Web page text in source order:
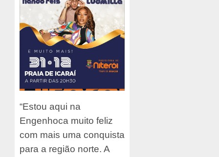
“Estou aqui na
Engenhoca muito feliz
com mais uma conquista
para a região norte. A